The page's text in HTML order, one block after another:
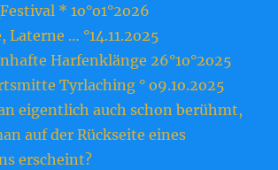
* 1o°o1°2o26
Laterne … °14.11.2o25
Harfenklänge 26°1o°2o25
Tyrlaching ° o9.1o.2o25
eigentlich auch schon berühmt,
auf der Rückseite eines
erscheint?